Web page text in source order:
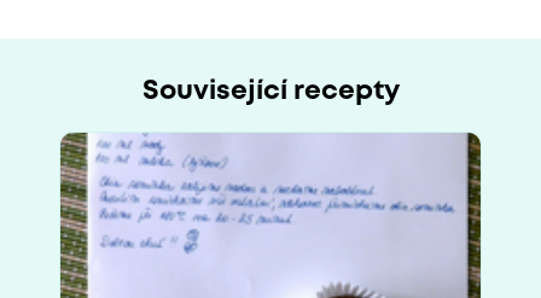
Související recepty